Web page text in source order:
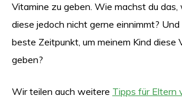
Vitamine zu geben. Wie machst du das,
diese jedoch nicht gerne einnimmt?
beste Zeitpunkt, um meinem Kind diese
geben?
Wir teilen auch weitere Tipps für Eltern